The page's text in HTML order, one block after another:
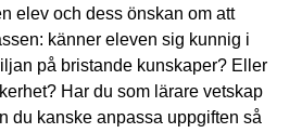
elev och dess önskan om att
känner eleven sig kunnig i
på bristande kunskaper? Eller
Har du som lärare vetskap
du kanske anpassa uppgiften så